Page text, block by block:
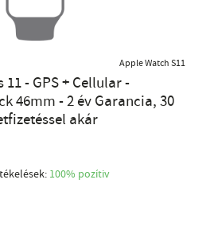
Apple Watch S11
- GPS + Cellular -
46mm - 2 év Garancia, 30
akár
100% pozítiv